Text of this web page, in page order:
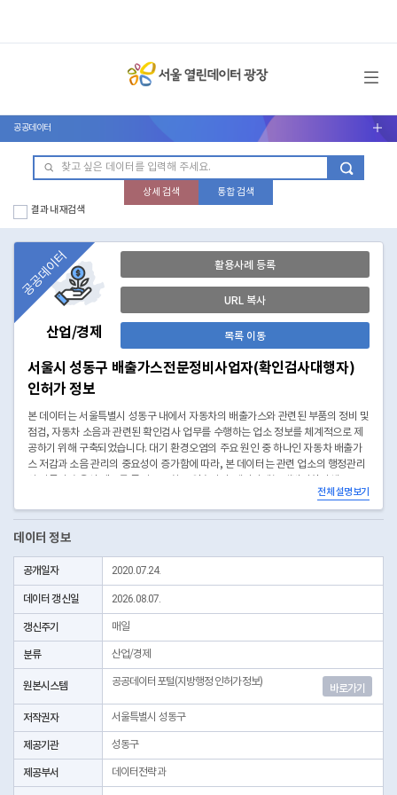
메뉴 열기
공공데이터 서브메뉴 열기
상세 검색
통합 검색
결과 내 재검색
산업/경제
공공데이터 활용사례 등록
URL 복사
목록 이동
서울시 성동구 배출가스전문정비사업자(확인검사대행자)
인허가 정보
본 데이터는 서울특별시 성동구 내에서 자동차의 배출가스와 관련된 부품의 정비 및
점검, 자동차 소음과 관련된 확인검사 업무를 수행하는 업소 정보를 체계적으로 제
공하기 위해 구축되었습니다. 대기 환경오염의 주요 원인 중 하나인 자동차 배출가
스 저감과 소음 관리의 중요성이 증가함에 따라, 본 데이터는 관련 업소의 행정관리
관리번호, 인허가일자, 인허가취소일자, 영업상태코드 등이 포함되어 있으며, 각 업
소의 인허가 현황, 정비 및 검사 이력, 영업 지속 상태에 대한 주요 정보를 신뢰할 수
최신성과 정확성을 유지하고 있습니다. 이 데이터는 자동차 환경 관련 정책 수립, 정
비업소 관리, 환경규제 집행, 업계 동향 분석, 소비자 정보제공 등 다양한 분야에 활
용될 수 있으며, 청정한 도시 환경 조성과 시민의 건강 증진에도 기여할 것으로 기대
됩니다.
경도 좌표는 제공하고 있지 않음
* 본 데이터는 3일전 자료를 제공합니다.
전체 설명보기
데이터 정보
공개일자 2020.07.24.
데이터 갱신일 2026.08.07.
갱신주기 매일
분류 산업/경제
원본시스템 공공데이터포털(지방행정 인허가정보)
바로가기
저작권자 서울특별시 성동구
제공기관 성동구
제공부서 데이터전략과